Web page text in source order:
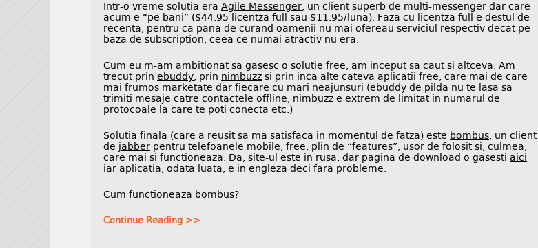
Intr-o vreme solutia eraAgile Messenger , un client superb de multi-messenger dar care
acum e “pe bani” ($44.95 licentza full sau $11.95/luna). Faza cu licentza full e destul de
recenta, pentru ca pana de curand oamenii nu mai ofereau serviciul respectiv decat pe
baza de subscription, ceea ce numai atractiv nu era.
Cum eu m-am ambitionat sa gasesc o solutie free, am inceput sa caut si altceva. Am
trecut prinebuddy , prin nimbuzz si prin inca alte cateva aplicatii free, care mai de care
mai frumos marketate dar fiecare cu mari neajunsuri (ebuddy de pilda nu te lasa sa
trimiti mesaje catre contactele offline, nimbuzz e extrem de limitat in numarul de
protocoale la care te poti conecta etc.)
Solutia finala (care a reusit sa ma satisfaca in momentul de fatza) este bombus , un client
de jabber pentru telefoanele mobile, free, plin de “features”, usor de folosit si, culmea,
care mai si functioneaza. Da, site-ul este in rusa, dar pagina de download o gasestiaici
iar aplicatia, odata luata, e in engleza deci fara probleme.
Cum functioneaza bombus?
Continue Reading >>